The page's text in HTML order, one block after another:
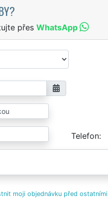
přes WhatsApp
Telefon
moji objednávku před ostatními